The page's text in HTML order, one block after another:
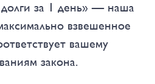
за 1 день» — наша
взвешенное
вашему
закона.